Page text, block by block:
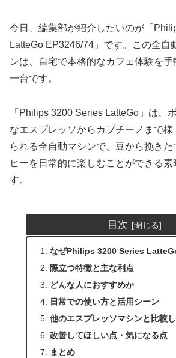
今日、編集部が紹介したいのが「
LatteGo EP3246/74」です。この全自
ンは、自宅で本格的なカフェ体験を
一台です。
「Philips 3200 Series LatteGo」は、
なエスプレッソからカプチーノまで
られる全自動マシンで、豆から挽き
ヒーを日常的に楽しむことができる
す。
目次
なぜPhilips 3200 Series
際立つ特徴と主な利点
どんな人におすすめか
日常での使い方と活用シーン
他のエスプレッソマシンと比較
改善してほしい点・気になる点
まとめ